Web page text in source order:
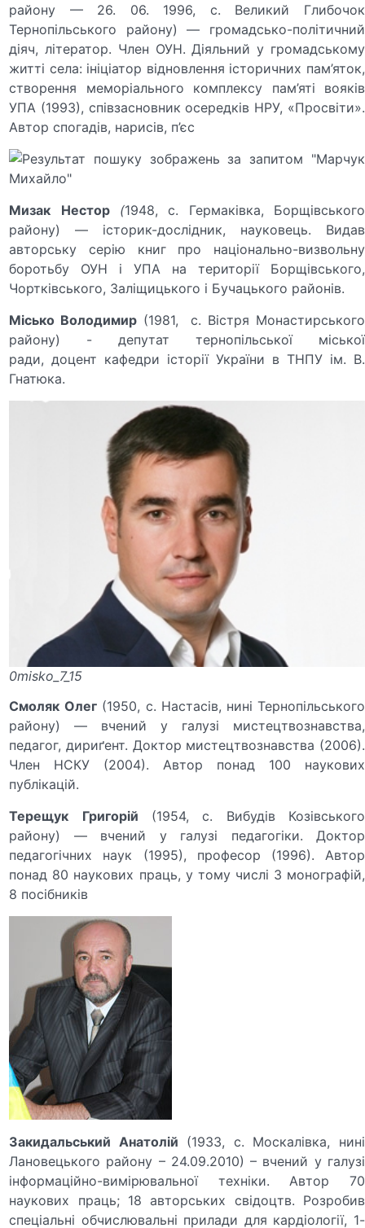
району — 26. 06. 1996, с. Великий Глибочок
Тернопільського району) — громадсько-політичний
діяч, літератор. Член ОУН. Діяльний у громадському
житті села: ініціатор відновлення історичних пам’яток,
створення меморіального комплексу пам’яті вояків
УПА (1993), співзасновник осередків НРУ, «Просвіти».
Автор спогадів, нарисів, п’єс
Мизак Нестор (1948, с. Гермаківка, Борщівського
району) — історик-дослідник, науковець. Видав
авторську серію книг про національно-визвольну
боротьбу ОУН і УПА на території Борщівського,
Чортківського, Заліщицького і Бучацького районів.
Місько Володимир (1981, с. Вістря Монастирського
району) - депутат тернопільської міської
ради, доцент кафедри історії України в ТНПУ ім. В.
Гнатюка.
0misko_7_15
Смоляк Олег (1950, с. Настасів, нині Тернопільського
району) — вчений у галузі мистецтвознавства,
педагог, дириґент. Доктор мистецтвознавства (2006).
Член НСКУ (2004). Автор понад 100 наукових
публікацій.
Терещук
Григорій (1954, с. Вибудів Козівського
району) — вчений у галузі педагогіки. Доктор
педагогічних наук (1995), професор (1996). Автор
понад 80 наукових праць, у тому числі 3 монографій,
8 посібників
Закидальський Анатолій (1933, с. Москалівка, нині
Лановецького району – 24.09.2010) – вчений у галузі
інформаційно-вимірювальної техніки. Автор 70
наукових праць; 18 авторських свідоцтв. Розробив
спеціальні обчислювальні прилади для кардіології, 1-